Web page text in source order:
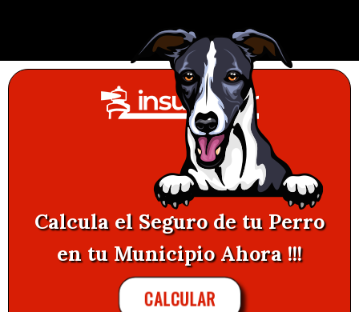
Calcula el Seguro de tu Perro
en tu Municipio Ahora !!!
CALCULAR